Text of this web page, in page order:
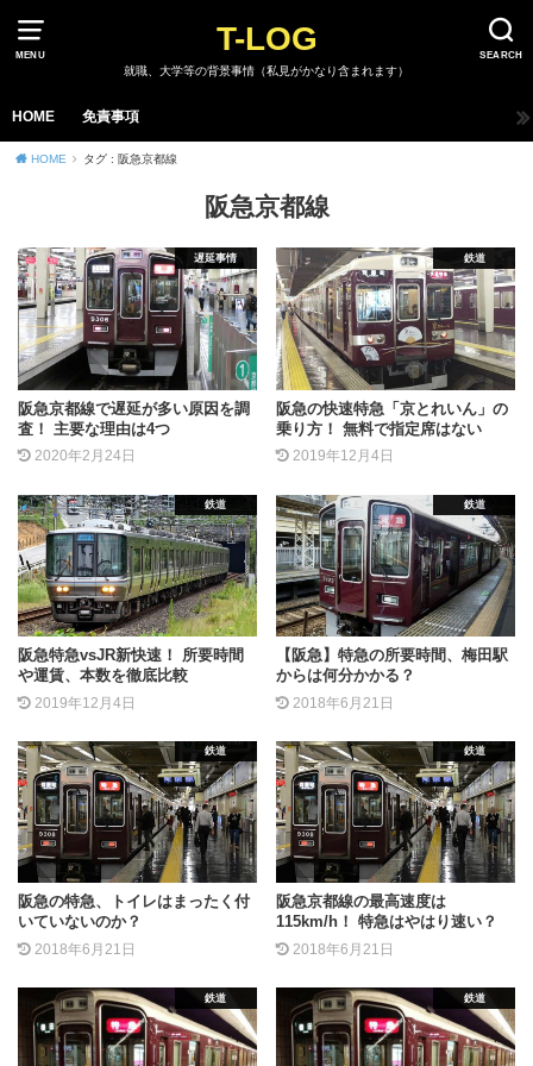
MENU SEARCH
T-LOG
就職、大学等の背景事情（私見がかなり含まれます）
HOME 免責事項
HOME タグ : 阪急京都線
阪急京都線
遅延事情
阪急京都線で遅延が多い原因を調
査！ 主要な理由は4つ
2020年2月24日
鉄道
阪急の快速特急「京とれいん」の
乗り方！ 無料で指定席はない
2019年12月4日
鉄道
阪急特急vsJR新快速！ 所要時間
や運賃、本数を徹底比較
2019年12月4日
鉄道
【阪急】特急の所要時間、梅田駅
からは何分かかる？
2018年6月21日
鉄道
阪急の特急、トイレはまったく付
いていないのか？
2018年6月21日
鉄道
阪急京都線の最高速度は
115km/h！ 特急はやはり速い？
2018年6月21日
鉄道 鉄道